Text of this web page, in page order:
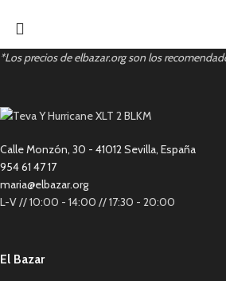
*Los precios de elbazar.org son los
Calle Monzón, 30 - 41012 Sevilla, España
954 61 47 17
maria@elbazar.org
L-V // 10:00 - 14:00 // 17:30 - 20:00
El Bazar